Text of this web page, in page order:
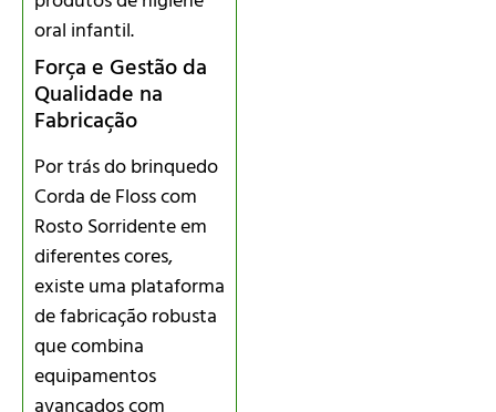
oral infantil.
Força e Gestão da
Qualidade na
Fabricação
Por trás do brinquedo
Corda de Floss com
Rosto Sorridente em
diferentes cores,
existe uma plataforma
de fabricação robusta
que combina
equipamentos